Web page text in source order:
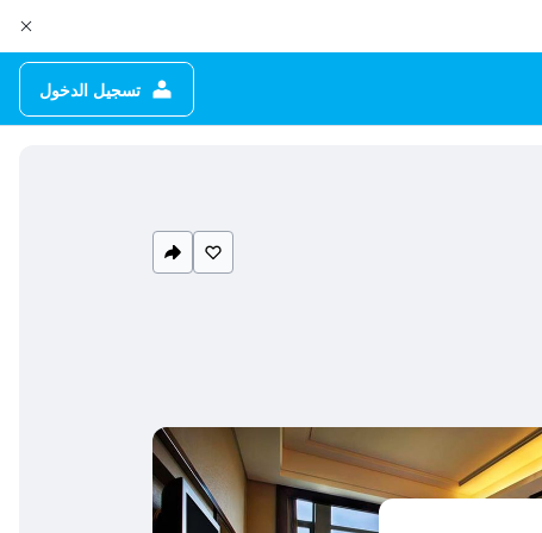
تسجيل الدخول